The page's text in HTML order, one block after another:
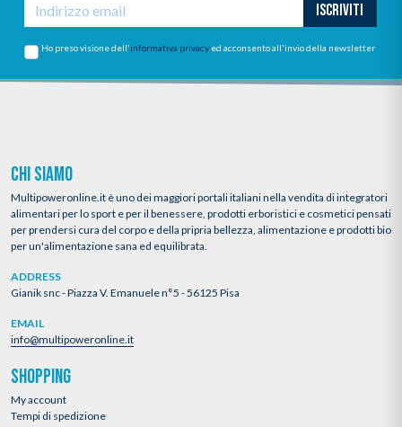
ISCRIVITI
Ho preso visione dell'informativa privacy ed acconsento all'invio della newsletter
CHI SIAMO
Multipoweronline.it è uno dei maggiori portali italiani nella vendita di integratori
alimentari per lo sport e per il benessere, prodotti erboristici e cosmetici pensati
per prendersi cura del corpo e della pripria bellezza, alimentazione e prodotti bio
per un'alimentazione sana ed equilibrata.
ADDRESS
Gianik snc - Piazza V. Emanuele n°5 - 56125 Pisa
EMAIL
info@multipoweronline.it
SHOPPING
My account
Tempi di spedizione